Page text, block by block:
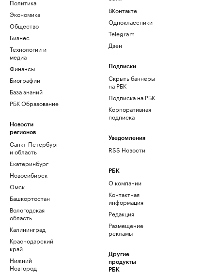
Политика
Экономика
Общество
Бизнес
Технологии и
медиа
Финансы
Биографии
База знаний
РБК Образование
Новости
регионов
Санкт-Петербург
и область
Екатеринбург
Новосибирск
Омск
Башкортостан
Вологодская
область
Калининград
Краснодарский
край
Нижний
Новгород
ВКонтакте
Одноклассники
Telegram
Дзен
Подписки
Скрыть баннеры
на РБК
Подписка на РБК
Корпоративная
подписка
Уведомления
RSS Новости
РБК
О компании
Контактная
информация
Редакция
Размещение
рекламы
Другие
продукты
РБК